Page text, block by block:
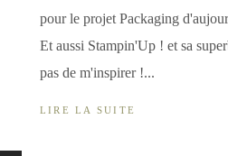
pour le projet Packaging
Et aussi Stampin'Up ! et sa
pas de m'inspirer !...
LIRE LA SUITE